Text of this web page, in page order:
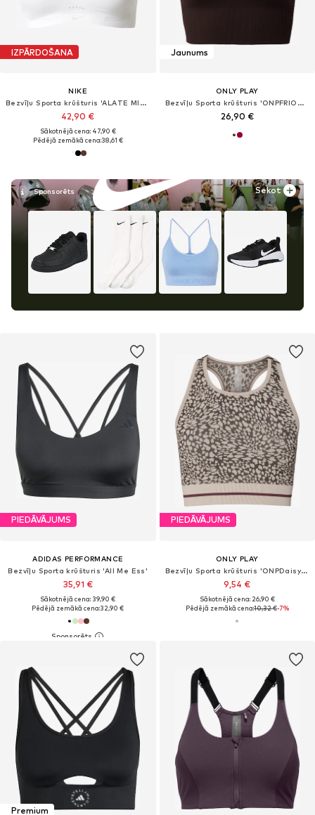
IZPĀRDOŠANA
NIKE
Bezvīļu Sporta krūšturis 'ALATE MINIMALIST'
42,90 €
Sākotnējā cena: 47,90 €
Pēdējā zemākā cena:38,61 €
Sekot
Jaunums
ONLY PLAY
Bezvīļu Sporta krūšturis 'ONPFRION-2'
26,90 €
PIEDĀVĀJUMS
ADIDAS PERFORMANCE
Bezvīļu Sporta krūšturis 'All Me Ess'
35,91 €
Sākotnējā cena: 39,90 €
Pēdējā zemākā cena:32,90 €
PIEDĀVĀJUMS
ONLY PLAY
Bezvīļu Sporta krūšturis 'ONPDaisy-2-Ajessa'
9,54 €
Sākotnējā cena: 26,90 €
Pēdējā zemākā cena:10,32 €-7%
Premium